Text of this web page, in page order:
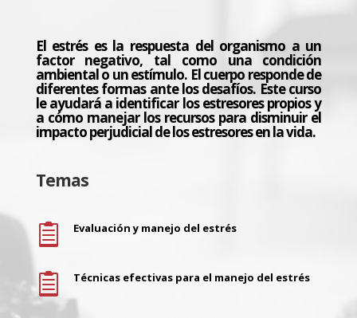
El estrés es la respuesta del organismo a un
factor negativo, tal como una condición
ambiental o un estímulo. El cuerpo responde de
diferentes formas ante los desafíos. Este curso
le ayudará a identificar los estresores propios y
a cómo manejar los recursos para disminuir el
impacto perjudicial de los estresores en la vida.
Temas
 Evaluación y manejo del estrés
 Técnicas efectivas para el manejo del estrés